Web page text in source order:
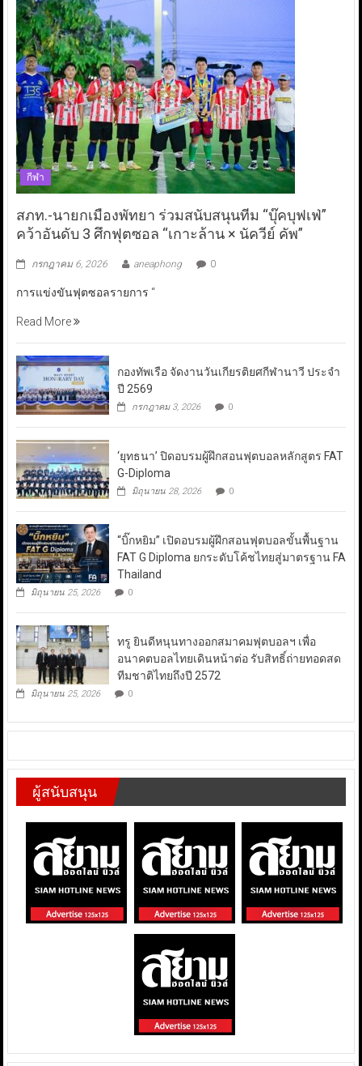
กีฬา
สภท.-นายกเมืองพัทยา ร่วมสนับสนุนทีม “บุ๊คบุฟเฟ่”
คว้าอันดับ 3 ศึกฟุตซอล “เกาะล้าน × นัควีย์ คัพ”
กรกฎาคม 6, 2026 aneaphong 0
การแข่งขันฟุตซอลรายการ “
Read More
กองทัพเรือ จัดงานวันเกียรติยศกีฬานาวี ประจำ
ปี 2569
กรกฎาคม 3, 2026 0
‘ยุทธนา’ ปิดอบรมผู้ฝึกสอนฟุตบอลหลักสูตร FAT
G-Diploma
มิถุนายน 28, 2026 0
“บิ๊กหยิม” เปิดอบรมผู้ฝึกสอนฟุตบอลขั้นพื้นฐาน
FAT G Diploma ยกระดับโค้ชไทยสู่มาตรฐาน FA
Thailand
มิถุนายน 25, 2026 0
ทรู ยินดีหนุนทางออกสมาคมฟุตบอลฯ เพื่อ
อนาคตบอลไทยเดินหน้าต่อ รับสิทธิ์ถ่ายทอดสด
ทีมชาติไทยถึงปี 2572
มิถุนายน 25, 2026 0
ผู้สนับสนุน